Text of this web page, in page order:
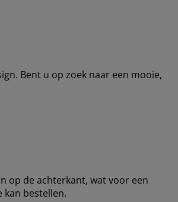
Bent u op zoek naar een mooie,
op de achterkant, wat voor een
kan bestellen.